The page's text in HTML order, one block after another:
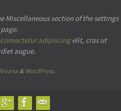
Miscellaneous section of the settings
page.
consectetur adipiscingelit, cras ut
augue.
& WordPress.